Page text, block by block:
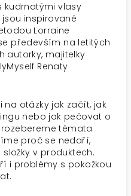
kudrnatými vlasy
inspirované
Lorraine
především na letitých
autorky, majitelky
Renaty
otázky jak začít, jak
nebo jak pečovat o
témata
proč se nedaří,
v produktech.
i problémy s pokožkou